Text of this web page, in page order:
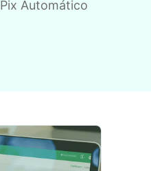
Pix Automático